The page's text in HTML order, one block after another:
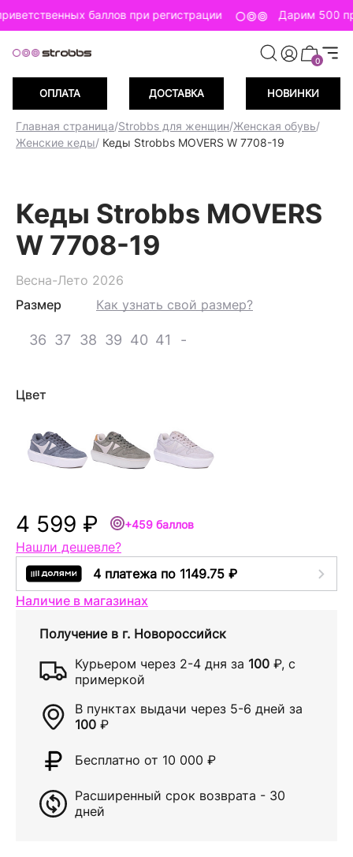
баллов при регистрации Дарим 500
0
ОПЛАТА ДОСТАВКА НОВИНКИ
Главная страница/Strobbs для женщин/Женская обувь/
Женские кеды/ Кеды Strobbs MOVERS W 7708-19
Кеды Strobbs MOVERS
W 7708-19
Весна-Лето 2026
Размер
Как узнать свой размер?
36 37 38 39 40 41 -
Цвет
4 599 ₽ +459 баллов
Нашли дешевле?
4 платежа по 1149.75 ₽
Наличие в магазинах
Получение в г. Новороссийск
Курьером через 2-4 дня за 100 ₽, с
примеркой
В пунктах выдачи через 5-6 дней за
100 ₽
Бесплатно от 10 000 ₽
Расширенный срок возврата - 30
дней